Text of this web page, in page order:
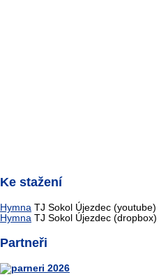
Ke stažení
Hymna TJ Sokol Újezdec (youtube)
Hymna TJ Sokol Újezdec (dropbox)
Partneři